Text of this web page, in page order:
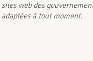
sites web des
adaptées à tout moment.